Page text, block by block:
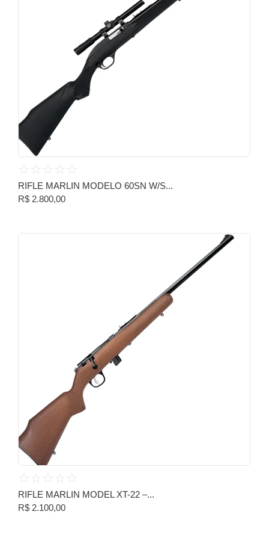
☆ ☆ ☆ ☆ ☆
RIFLE MARLIN MODELO 60SN W/S...
R$ 2.800,00
☆ ☆ ☆ ☆ ☆
RIFLE MARLIN MODEL XT-22 –...
R$ 2.100,00